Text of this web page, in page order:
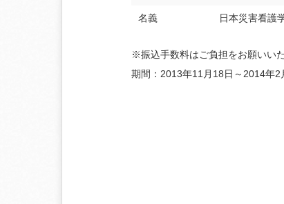
名義 日本災害看護
※振込手数料はご負担をお願いいた
期間：2013年11月18日～2014年2